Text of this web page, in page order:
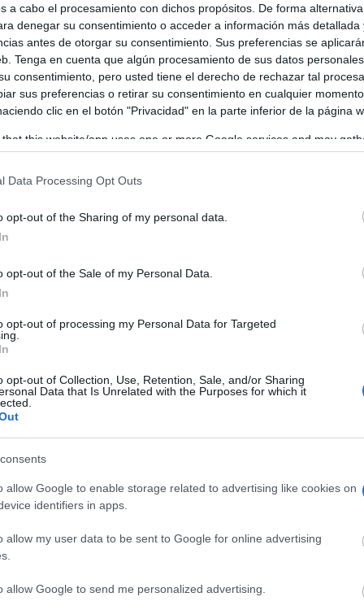
a cabo el procesamiento con dichos propósitos. De forma
denegar su consentimiento o acceder a información más detallada
antes de otorgar su consentimiento. Sus preferencias se
Tenga en cuenta que algún procesamiento de sus datos
consentimiento, pero usted tiene el derecho de rechazar tal
sus preferencias o retirar su consentimiento en cualquier
clic en el botón "Privacidad" en la parte inferior de la página
that this website/app uses one or more Google services and may
but not limited to your visit or usage behaviour. You may
consent section.
Data Processing Opt Outs
opt-out of the Sharing of my personal data.
opt-out of the Sale of my Personal Data.
opt-out of processing my Personal Data for Targeted
opt-out of Collection, Use, Retention, Sale, and/or Sharing
Data that Is Unrelated with the Purposes for which it
allow Google to enable storage related to advertising like cookies on
identifiers in apps.
allow my user data to be sent to Google for online advertising
allow Google to send me personalized advertising.